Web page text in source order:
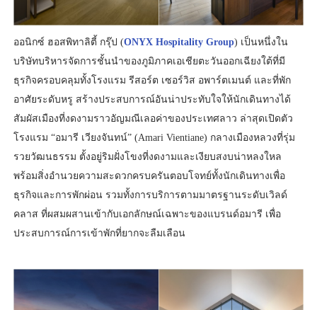
ออนิกซ์ ฮอสพิทาลิตี้ กรุ๊ป (ONYX Hospitality Group) เป็นหนึ่งใน
บริษัทบริหารจัดการชั้นนำของภูมิภาคเอเชียตะวันออกเฉียงใต้ที่มี
ธุรกิจครอบคลุมทั้งโรงแรม รีสอร์ต เซอร์วิส อพาร์ตเมนต์ และที่พัก
อาศัยระดับหรู สร้างประสบการณ์อันน่าประทับใจให้นักเดินทางได้
สัมผัสเมืองที่งดงามราวอัญมณีเลอค่าของประเทศลาว ล่าสุดเปิดตัว
โรงแรม “อมารี เวียงจันทน์” (Amari Vientiane) กลางเมืองหลวงที่รุ่ม
รวยวัฒนธรรม ตั้งอยู่ริมฝั่งโขงที่งดงามและเงียบสงบน่าหลงใหล
พร้อมสิ่งอำนวยความสะดวกครบครันตอบโจทย์ทั้งนักเดินทางเพื่อ
ธุรกิจและการพักผ่อน รวมทั้งการบริการตามมาตรฐานระดับเวิลด์
คลาส ที่ผสมผสานเข้ากับเอกลักษณ์เฉพาะของแบรนด์อมารี เพื่อ
ประสบการณ์การเข้าพักที่ยากจะลืมเลือน